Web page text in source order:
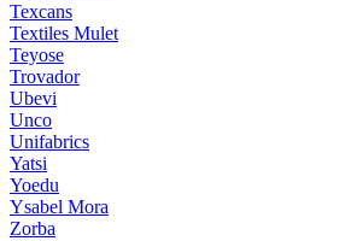
Texcans
Textiles Mulet
Teyose
Trovador
Ubevi
Unco
Unifabrics
Yatsi
Yoedu
Ysabel Mora
Zorba